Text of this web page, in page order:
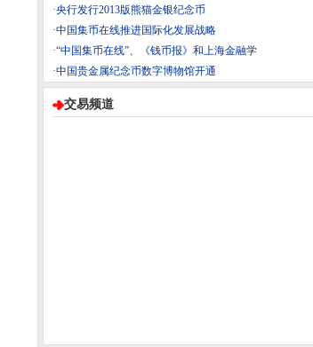
·央行发行2013版熊猫金银纪念币
·中国集币在线推进国际化发展战略
·“中国集币在线”、《钱币报》和上海金融学
·中国贵金属纪念币数字博物馆开通
交易频道